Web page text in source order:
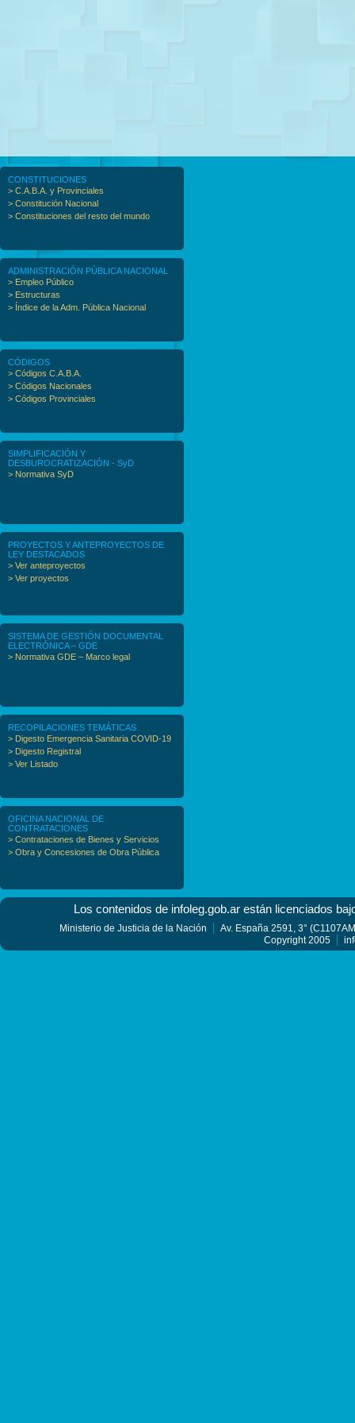
CONSTITUCIONES
> C.A.B.A. y Provinciales
> Constitución Nacional
> Constituciones del resto del mundo
ADMINISTRACIÓN PÚBLICA NACIONAL
> Empleo Público
> Estructuras
> Índice de la Adm. Pública Nacional
CÓDIGOS
> Códigos C.A.B.A.
> Códigos Nacionales
> Códigos Provinciales
SIMPLIFICACIÓN Y
DESBUROCRATIZACIÓN - SyD
> Normativa SyD
PROYECTOS Y ANTEPROYECTOS DE
LEY DESTACADOS
> Ver anteproyectos
> Ver proyectos
SISTEMA DE GESTIÓN DOCUMENTAL
ELECTRÓNICA – GDE
> Normativa GDE – Marco legal
RECOPILACIONES TEMÁTICAS
> Digesto Emergencia Sanitaria COVID-19
> Digesto Registral
> Ver Listado
OFICINA NACIONAL DE
CONTRATACIONES
> Contrataciones de Bienes y Servicios
> Obra y Concesiones de Obra Pública
Los contenidos de infoleg.gob.ar están licenciados
Ministerio de Justicia de la Nación
Av. España 2591, 3°
Copyright 2005